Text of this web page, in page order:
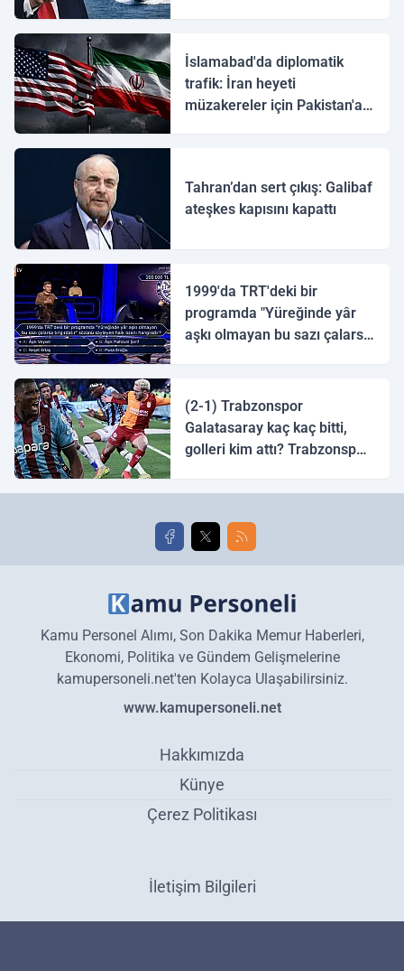
İslamabad'da diplomatik
trafik: İran heyeti
müzakereler için Pakistan'a
Tahran’dan sert çıkış: Galibaf
ateşkes kapısını kapattı
1999'da TRT'deki bir
programda "Yüreğinde yâr
aşkı olmayan bu sazı çalarsa
(2-1) Trabzonspor
Galatasaray kaç kaç bitti,
golleri kim attı? Trabzonspor
golleri!
Kamu Personel Alımı, Son Dakika Memur Haberleri,
Ekonomi, Politika ve Gündem Gelişmelerine
kamupersoneli.net'ten Kolayca Ulaşabilirsiniz.
www.kamupersoneli.net
Hakkımızda
Künye
Çerez Politikası
İletişim Bilgileri